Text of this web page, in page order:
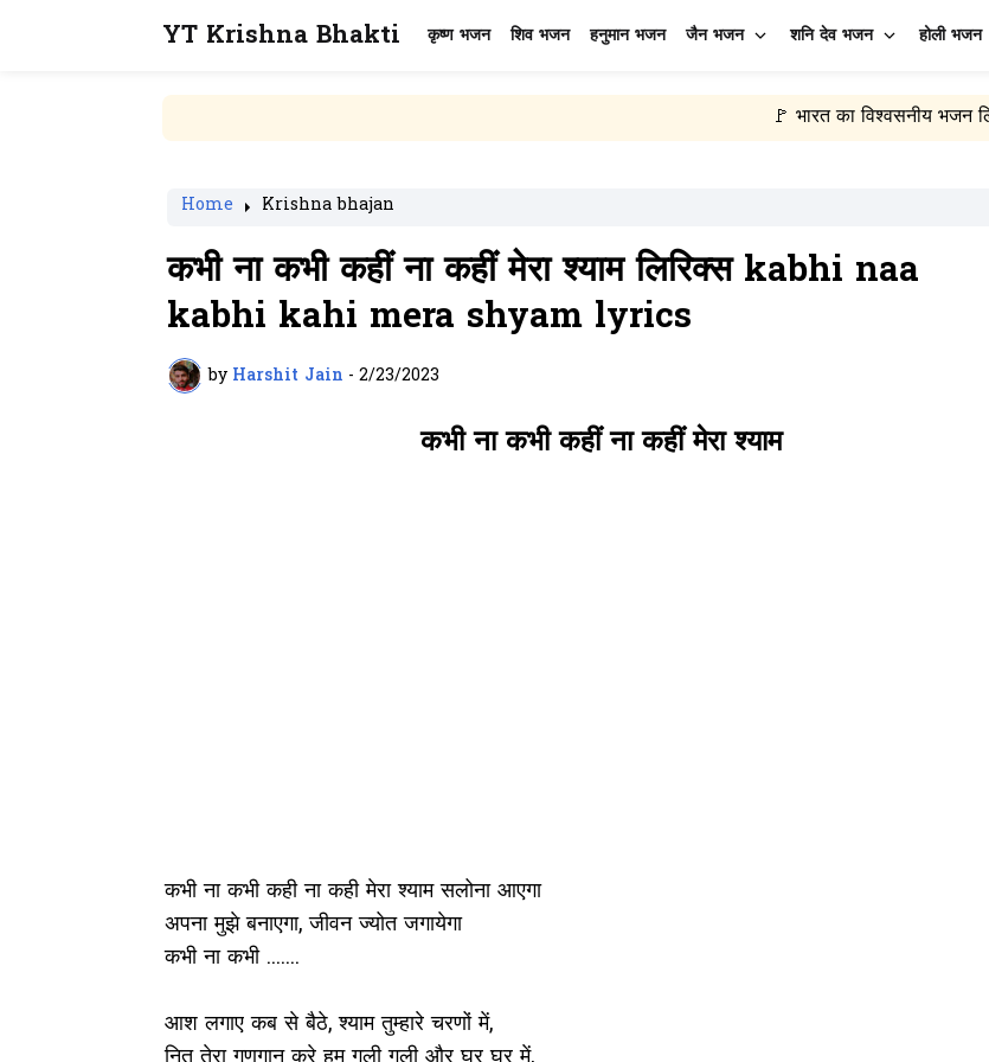
YT Krishna Bhakti कृष्ण भजन शिव भजन हनुमान भजन जैन भजन शनि देव भजन होली भजन
🚩 भारत का विश्वसनीय भजन लिरिक्स संग्रह •
Home Krishna bhajan
कभी ना कभी कहीं ना कहीं मेरा श्याम लिरिक्स kabhi naa
kabhi kahi mera shyam lyrics
by Harshit Jain - 2/23/2023
कभी ना कभी कहीं ना कहीं मेरा श्याम
कभी ना कभी कही ना कही मेरा श्याम सलोना आएगा
अपना मुझे बनाएगा, जीवन ज्योत जगायेगा
कभी ना कभी .......
आश लगाए कब से बैठे, श्याम तुम्हारे चरणों में,